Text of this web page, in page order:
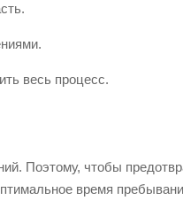
весь процесс.
Поэтому, чтобы
время